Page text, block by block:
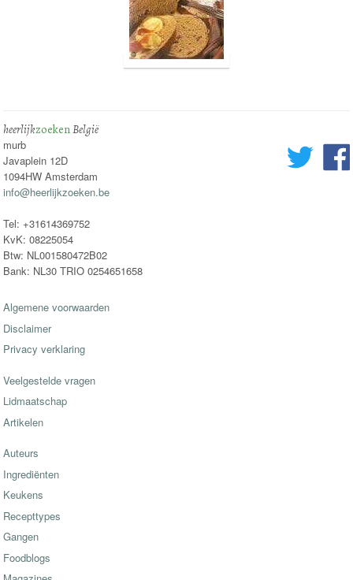
heerlijkzoekenBelgië
murb
Javaplein 12D
1094HW Amsterdam
info@heerlijkzoeken.be
Tel: +31614369752
KvK: 08225054
Btw: NL001580472B02
Bank: NL30 TRIO 0254651658
Algemene voorwaarden
Disclaimer
Privacy verklaring
Veelgestelde vragen
Lidmaatschap
Artikelen
Auteurs
Ingrediënten
Keukens
Recepttypes
Gangen
Foodblogs